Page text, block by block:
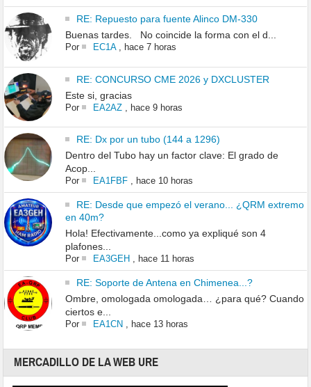
RE: Repuesto para fuente Alinco DM-330
Buenas tardes. No coincide la forma con el d...
Por EC1A, hace 7 horas
RE: CONCURSO CME 2026 y DXCLUSTER
Este si, gracias
Por EA2AZ, hace 9 horas
RE: Dx por un tubo (144 a 1296)
Dentro del Tubo hay un factor clave: El grado de
Acop...
Por EA1FBF, hace 10 horas
RE: Desde que empezó el verano... ¿QRM extremo
en 40m?
Hola! Efectivamente...como ya expliqué son 4
plafones...
Por EA3GEH , hace 11 horas
RE: Soporte de Antena en Chimenea...?
Ombre, omologada omologada… ¿para qué? Cuando
ciertos e...
Por EA1CN , hace 13 horas
MERCADILLO DE LA WEB URE